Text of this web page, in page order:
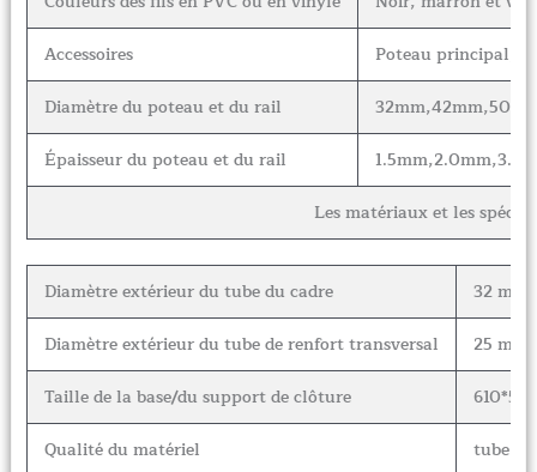
Accessoires
Poteau principal,
Diamètre du poteau et du rail
Épaisseur du poteau et du rail
Les matériaux et les
Diamètre extérieur du tube du cadre
32
Diamètre extérieur du tube de renfort transversal
25
Taille de la base/du support de clôture
Qualité du matériel
tube